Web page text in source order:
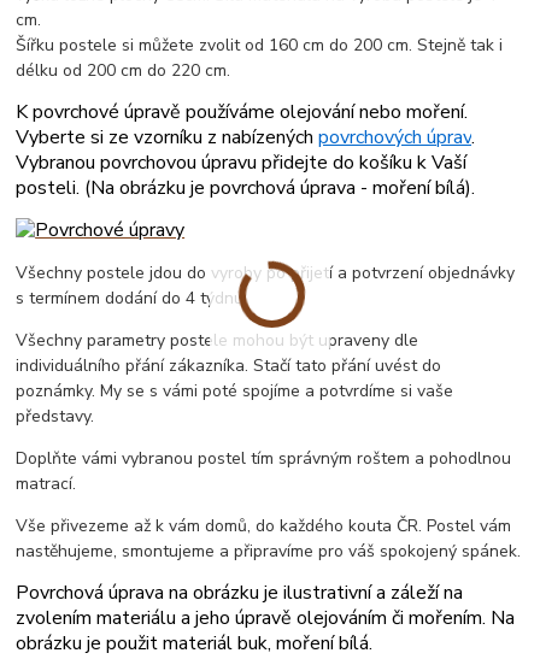
cm.
Šířku postele si můžete zvolit od 160 cm do 200 cm. Stejně tak i
délku od 200 cm do 220 cm.
K povrchové úpravě používáme olejování nebo moření.
Vyberte si ze vzorníku z nabízenýchpovrchových úprav.
Vybranou povrchovou úpravu přidejte do košíku k Vaší
posteli. (Na obrázku je povrchová úprava - moření bílá).
Všechny postele jdou do vyroby po přijetí a potvrzení objednávky
s termínem dodání do 4 týdnu.
Všechny parametry postele mohou být upraveny dle
individuálního přání zákazníka. Stačí tato přání uvést do
poznámky. My se s vámi poté spojíme a potvrdíme si vaše
představy.
Doplňte vámi vybranou postel tím správným roštem a pohodlnou
matrací.
Vše přivezeme až k vám domů, do každého kouta ČR. Postel vám
nastěhujeme, smontujeme a připravíme pro váš spokojený spánek.
Povrchová úprava na obrázku je ilustrativní a záleží na
zvolením materiálu a jeho úpravě olejováním či mořením. Na
obrázku je použit materiál buk, moření bílá.